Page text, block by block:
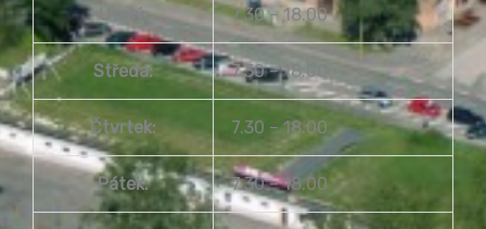
Úterý: 7.30 – 18.00
Středa: 7.30 – 18.00
Čtvrtek: 7.30 – 18.00
Pátek: 7.30 – 18.00